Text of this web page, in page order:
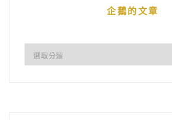
企鵝的文章